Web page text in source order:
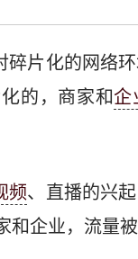
片化的网络环
的，商家和企
频、直播的兴
和企业，流量